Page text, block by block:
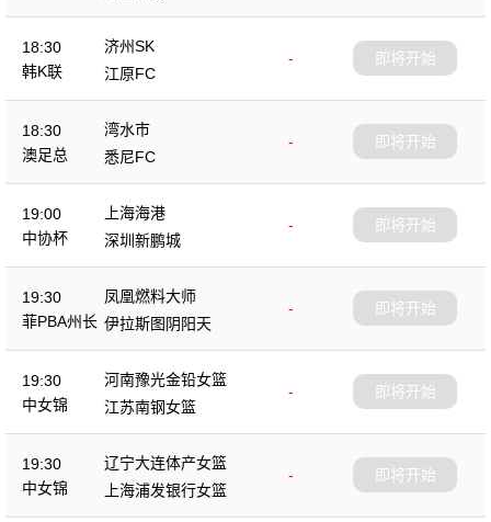
18:30
韩K联
济州SK
-
江原FC
即将开始
18:30
澳足总
湾水市
-
悉尼FC
即将开始
19:00
中协杯
上海海港
-
深圳新鹏城
即将开始
19:30
菲PBA州长
凤凰燃料大师
-
伊拉斯图阴阳天
即将开始
19:30
中女锦
河南豫光金铅女篮
-
江苏南钢女篮
即将开始
19:30
中女锦
辽宁大连体产女篮
-
上海浦发银行女篮
即将开始